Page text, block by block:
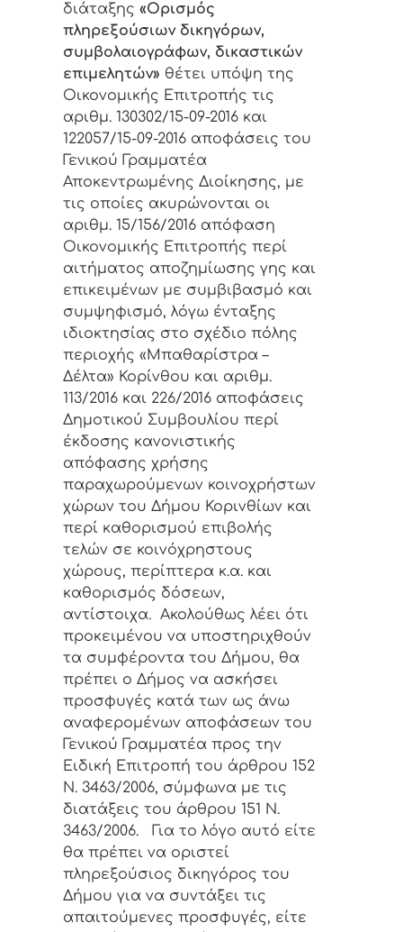
διάταξης «Ορισμός
πληρεξούσιων δικηγόρων,
συμβολαιογράφων, δικαστικών
επιμελητών» θέτει υπόψη της
Οικονομικής Επιτροπής τις
αριθμ. 130302/15-09-2016 και
122057/15-09-2016 αποφάσεις του
Γενικού Γραμματέα
Αποκεντρωμένης Διοίκησης, με
τις οποίες ακυρώνονται οι
αριθμ. 15/156/2016 απόφαση
Οικονομικής Επιτροπής περί
αιτήματος αποζημίωσης γης και
επικειμένων με συμβιβασμό και
συμψηφισμό, λόγω ένταξης
ιδιοκτησίας στο σχέδιο πόλης
περιοχής «Μπαθαρίστρα –
Δέλτα» Κορίνθου και αριθμ.
113/2016 και 226/2016 αποφάσεις
Δημοτικού Συμβουλίου περί
έκδοσης κανονιστικής
απόφασης χρήσης
παραχωρούμενων κοινοχρήστων
χώρων του Δήμου Κορινθίων και
περί καθορισμού επιβολής
τελών σε κοινόχρηστους
χώρους, περίπτερα κ.α. και
καθορισμός δόσεων,
αντίστοιχα. Ακολούθως λέει ότι
προκειμένου να υποστηριχθούν
τα συμφέροντα του Δήμου, θα
πρέπει ο Δήμος να ασκήσει
προσφυγές κατά των ως άνω
αναφερομένων αποφάσεων του
Γενικού Γραμματέα προς την
Ειδική Επιτροπή του άρθρου 152
Ν. 3463/2006, σύμφωνα με τις
διατάξεις του άρθρου 151 Ν.
3463/2006.
Για το λόγο αυτό είτε
θα πρέπει να οριστεί
πληρεξούσιος δικηγόρος του
Δήμου για να συντάξει τις
απαιτούμενες προσφυγές, είτε